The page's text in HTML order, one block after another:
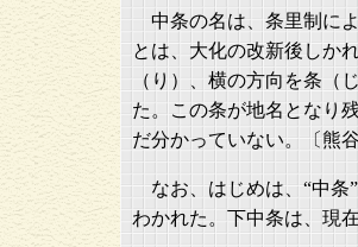
中条の名は、条里制に
とは、大化の改新後しか
（り）、横の方向を条（
た。この条が地名となり
だ分かっていない。〔熊
なお、はじめは、“中
わかれた。下中条は、現